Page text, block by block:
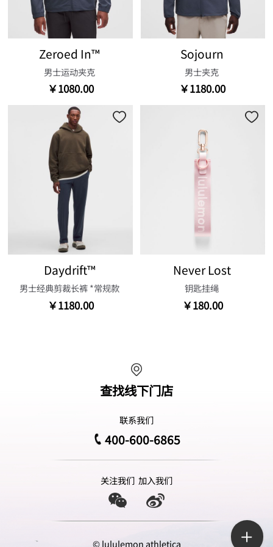
Zeroed In™
男士运动夹克
￥1080.00
Sojourn
男士夹克
￥1180.00
Daydrift™
男士经典剪裁长裤 *常规款
￥1180.00
Never Lost
钥匙挂绳
￥180.00
查找线下门店
联系我们
400-600-6865
关注我们 加入我们
© lululemon athletica